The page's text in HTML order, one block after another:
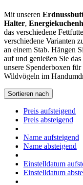
Mit unseren
Halter,
das verschiedene
verschiedene Varianten
an einem Stab. Hängen
auf und genießen Sie
unsere Spenderboxen
Wildvögeln im
Sortieren nach
Preis aufsteigend
Preis absteigend
Name aufsteigend
Name absteigend
Einstelldatum
Einstelldatum